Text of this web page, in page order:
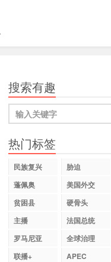
搜索有趣
热门标签
民族复兴 胁迫
蓬佩奥
美国外交
贫困县
硬骨头
主播
法国总统
罗马尼亚
全球治理
联播+
APEC